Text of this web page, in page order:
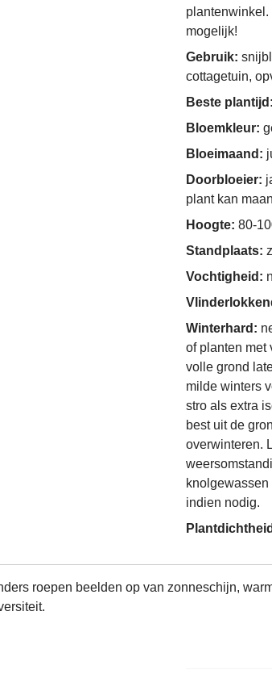
plantenwinkel.
mogelijk!
Gebruik:
cottagetuin,
Beste plantijd:
Bloemkleur:
Bloeimaand:
Doorbloeier:
plant kan
Hoogte: 80-
Standplaats:
Vochtigheid:
Winterhard:
of planten met
volle grond
milde winters
stro als extra
best uit de
overwinteren.
indien nodig.
roepen beelden op van zonneschijn,